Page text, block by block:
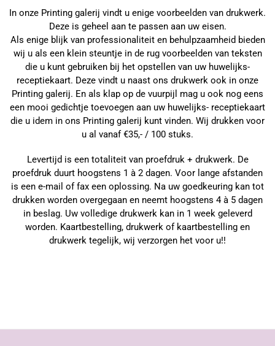
In onze Printing galerij vindt u enige voorbeelden van drukwerk.
Deze is geheel aan te passen aan uw eisen.
Als enige blijk van professionaliteit en behulpzaamheid bieden
wij u als een klein steuntje in de rug voorbeelden van teksten
die u kunt gebruiken bij het opstellen van uw huwelijks-
receptiekaart. Deze vindt u naast ons drukwerk ook in onze
Printing galerij. En als klap op de vuurpijl mag u ook nog eens
een mooi gedichtje toevoegen aan uw huwelijks- receptiekaart
die u idem in ons Printing galerij kunt vinden. Wij drukken voor
u al vanaf €35,- / 100 stuks.
Levertijd is een totaliteit van proefdruk + drukwerk. De
proefdruk duurt hoogstens 1 à 2 dagen. Voor lange afstanden
is een e-mail of fax een oplossing. Na uw goedkeuring kan tot
drukken worden overgegaan en neemt hoogstens 4 à 5 dagen
in beslag. Uw volledige drukwerk kan in 1 week geleverd
worden. Kaartbestelling, drukwerk of kaartbestelling en
drukwerk tegelijk, wij verzorgen het voor u!!